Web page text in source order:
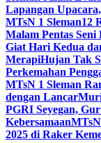
Lapangan
MTsN 1 Sleman12
Malam Pentas
Giat Hari Kedua
MerapiHujan Tak
Perkemahan
MTsN 1 Sleman
dengan Lancar
PGRI Seyegan,
Kebersamaan
2025 di Raker